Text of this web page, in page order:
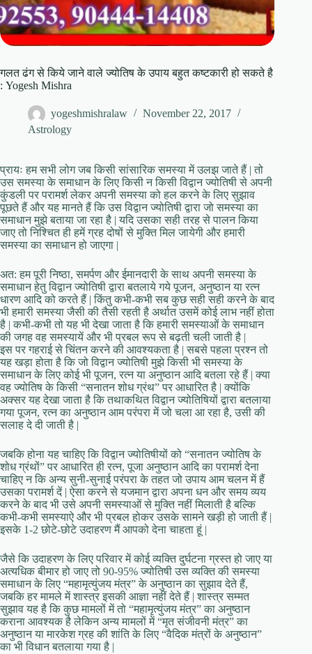
गलत ढंग से किये जाने वाले ज्योतिष के उपाय बहुत कष्टकारी हो सकते है
: Yogesh Mishra
yogeshmishralaw
November 22, 2017
Astrology
प्रायः हम सभी लोग जब किसी सांसारिक समस्या में उलझ जाते हैं | तो
उस समस्या के समाधान के लिए किसी न किसी विद्वान ज्योतिषी से अपनी
कुंडली पर परामर्श लेकर अपनी समस्या को हल करने के लिए सुझाव
पूछते हैं और यह मानते हैं कि उस विद्वान ज्योतिषी द्वारा जो समस्या का
समाधान मुझे बताया जा रहा है | यदि उसका सही तरह से पालन किया
जाए तो निश्चित ही हमें ग्रह दोषों से मुक्ति मिल जायेगी और हमारी
समस्या का समाधान हो जाएगा |
अत: हम पूरी निष्ठा, समर्पण और ईमानदारी के साथ अपनी समस्या के
समाधान हेतु विद्वान ज्योतिषी द्वारा बतलाये गये पूजन, अनुष्ठान या रत्न
धारण आदि को करते हैं | किंतु कभी-कभी सब कुछ सही सही करने के बाद
भी हमारी समस्या जैसी की तैसी रहती है अर्थात उसमें कोई लाभ नहीं होता
है | कभी-कभी तो यह भी देखा जाता है कि हमारी समस्याओं के समाधान
की जगह वह समस्यायें और भी प्रबल रूप से बढ़ती चली जाती है |
इस पर गहराई से चिंतन करने की आवश्यकता है | सबसे पहला प्रश्न तो
यह खड़ा होता है कि जो विद्वान ज्योतिषी मुझे किसी भी समस्या के
समाधान के लिए कोई भी पूजन, रत्न या अनुष्ठान आदि बतला रहे हैं | क्या
वह ज्योतिष के किसी “सनातन शोध ग्रंथ” पर आधारित है | क्योंकि
अक्सर यह देखा जाता है कि तथाकथित विद्वान ज्योतिषियों द्वारा बतलाया
गया पूजन, रत्न का अनुष्ठान आम परंपरा में जो चला आ रहा है, उसी की
सलाह दे दी जाती है |
जबकि होना यह चाहिए कि विद्वान ज्योतिषीयों को “सनातन ज्योतिष के
शोध ग्रंथों” पर आधारित ही रत्न, पूजा अनुष्ठान आदि का परामर्श देना
चाहिए न कि अन्य सुनी-सुनाई परंपरा के तहत जो उपाय आम चलन में हैं
उसका परामर्श दें | ऐसा करने से यजमान द्वारा अपना धन और समय व्यय
करने के बाद भी उसे अपनी समस्याओं से मुक्ति नहीं मिलाती है बल्कि
कभी-कभी समस्याऐ और भी प्रबल होकर उसके सामने खड़ी हो जाती हैं |
इसके 1-2 छोटे-छोटे उदाहरण मैं आपको देना चाहता हूं |
जैसे कि उदाहरण के लिए परिवार में कोई व्यक्ति दुर्घटना ग्रस्त हो जाए या
अत्यधिक बीमार हो जाए तो 90-95% ज्योतिषी उस व्यक्ति की समस्या
समाधान के लिए “महामृत्युंजय मंत्र” के अनुष्ठान का सुझाव देते हैं,
जबकि हर मामले में शास्त्र इसकी आज्ञा नहीं देते हैं | शास्त्र सम्मत
सुझाव यह है कि कुछ मामलों में तो “महामृत्युंजय मंत्र” का अनुष्ठान
कराना आवश्यक है लेकिन अन्य मामलों में “मृत संजीवनी मंत्र” का
अनुष्ठान या मारकेश ग्रह की शांति के लिए “वैदिक मंत्रों के अनुष्ठान”
का भी विधान बतलाया गया है |